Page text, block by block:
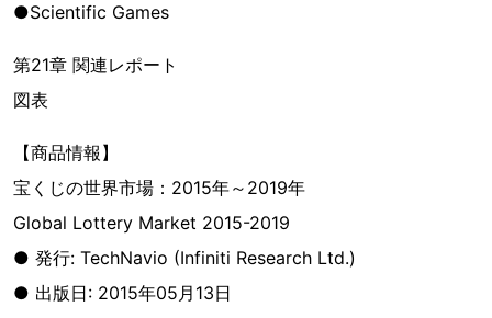
●Scientific Games
第21章 関連レポート
図表
【商品情報】
宝くじの世界市場：2015年～2019年
Global Lottery Market 2015-2019
● 発行: TechNavio (Infiniti Research Ltd.)
● 出版日: 2015年05月13日